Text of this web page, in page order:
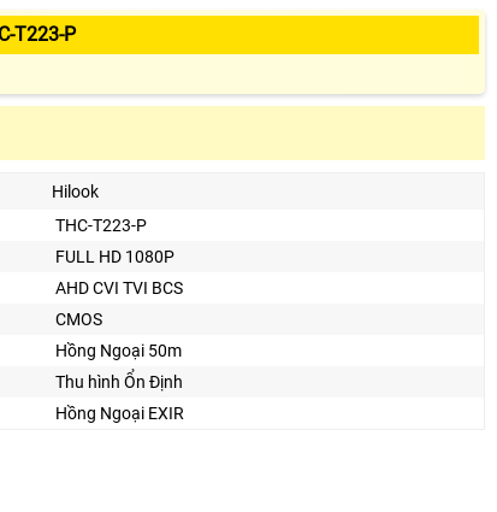
T223-P
Hilook
THC-T223-P
FULL HD 1080P
AHD CVI TVI BCS
CMOS
Hồng Ngoại 50m
Thu hình Ổn Định
Hồng Ngoại EXIR